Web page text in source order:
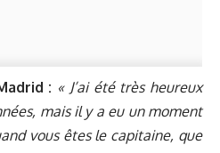
: « J’ai été très heureux
mais il y a eu un moment
vous êtes le capitaine, que